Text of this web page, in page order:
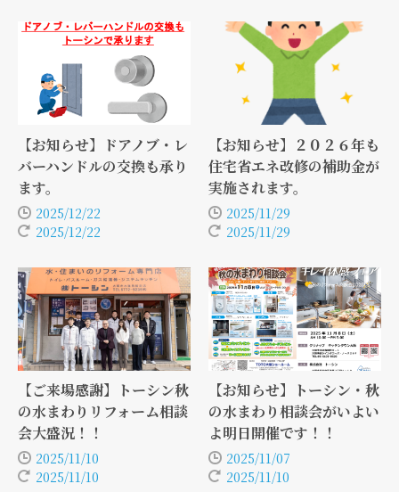
【お知らせ】ドアノブ・レ
バーハンドルの交換も承り
ます。
2025/12/22
2025/12/22
【お知らせ】２０２６年も
住宅省エネ改修の補助金が
実施されます。
2025/11/29
2025/11/29
【ご来場感謝】トーシン秋
の水まわりリフォーム相談
会大盛況！！
2025/11/10
2025/11/10
【お知らせ】トーシン・秋
の水まわり相談会がいよい
よ明日開催です！！
2025/11/07
2025/11/10